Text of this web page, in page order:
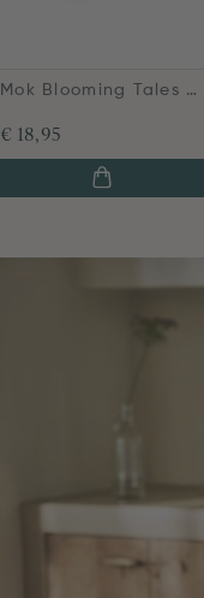
Mok Blooming Tales Fantasy Blauw 450ml
€ 18,95